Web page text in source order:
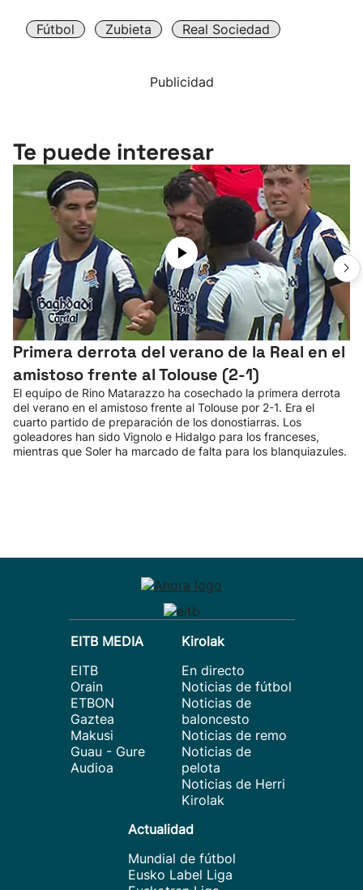
Fútbol Zubieta Real Sociedad
Publicidad
Te puede interesar
Primera derrota del verano de la Real en el
amistoso frente al Tolouse (2-1)
El equipo de Rino Matarazzo ha cosechado la primera derrota
del verano en el amistoso frente al Tolouse por 2-1. Era el
cuarto partido de preparación de los donostiarras. Los
goleadores han sido Vignolo e Hidalgo para los franceses,
mientras que Soler ha marcado de falta para los blanquiazules.
EITB MEDIA
EITB
Orain
ETBON
Gaztea
Makusi
Guau - Gure
Audioa
Kirolak
En directo
Noticias de fútbol
Noticias de
baloncesto
Noticias de remo
Noticias de
pelota
Noticias de Herri
Kirolak
Actualidad
Mundial de fútbol
Eusko Label Liga